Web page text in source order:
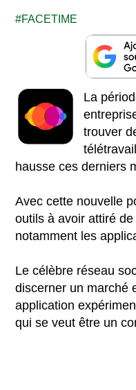
FACETIME
La
trouver
hausse ces derniers
Avec cette nouvelle
outils à avoir attiré
notamment les
Le célèbre réseau
discerner un marché
application
qui se veut être un